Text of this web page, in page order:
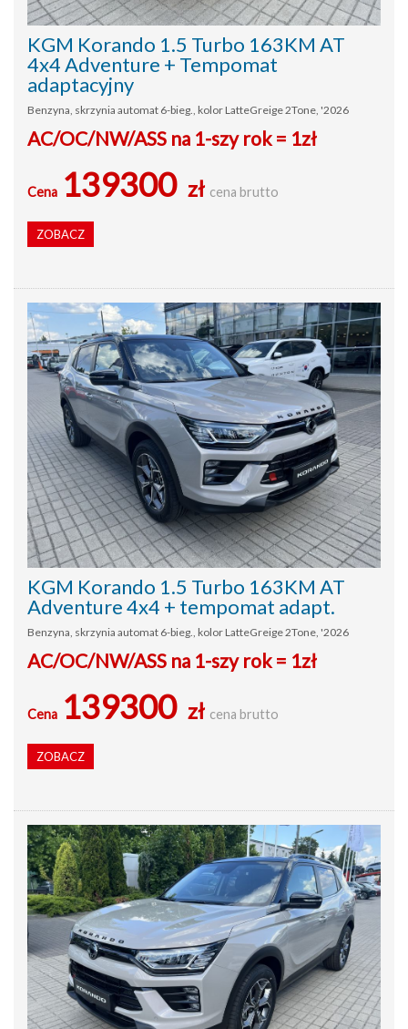
KGM Korando 1.5 Turbo 163KM AT
4x4 Adventure + Tempomat
adaptacyjny
Benzyna, skrzynia automat 6-bieg., kolor LatteGreige 2Tone, '2026
AC/OC/NW/ASS na 1-szy rok = 1zł
Cena 139300 zł cena brutto
ZOBACZ
KGM Korando 1.5 Turbo 163KM AT
Adventure 4x4 + tempomat adapt.
Benzyna, skrzynia automat 6-bieg., kolor LatteGreige 2Tone, '2026
AC/OC/NW/ASS na 1-szy rok = 1zł
Cena 139300 zł cena brutto
ZOBACZ